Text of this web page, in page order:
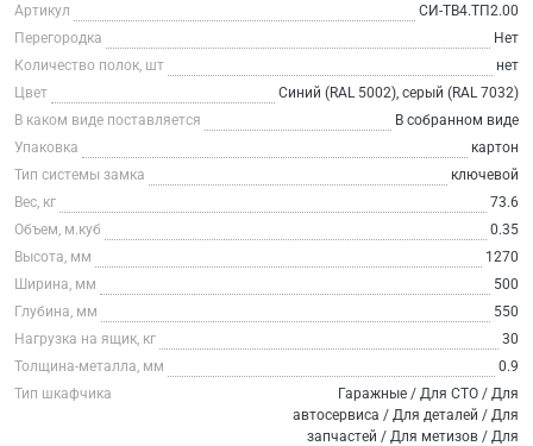
Артикул
СИ-ТВ4.ТП2.00
Перегородка
Нет
Количество полок, шт
нет
Цвет
Синий (RAL 5002), серый (RAL 7032)
В каком виде поставляется
В собранном виде
Упаковка
картон
Тип системы замка
ключевой
Вес, кг
73.6
Объем, м.куб
0.35
Высота, мм
1270
Ширина, мм
500
Глубина, мм
550
Нагрузка на ящик, кг
30
Толщина-металла, мм
0.9
Тип шкафчика
Гаражные / Для СТО / Для
автосервиса / Для деталей / Для
запчастей / Для метизов / Для